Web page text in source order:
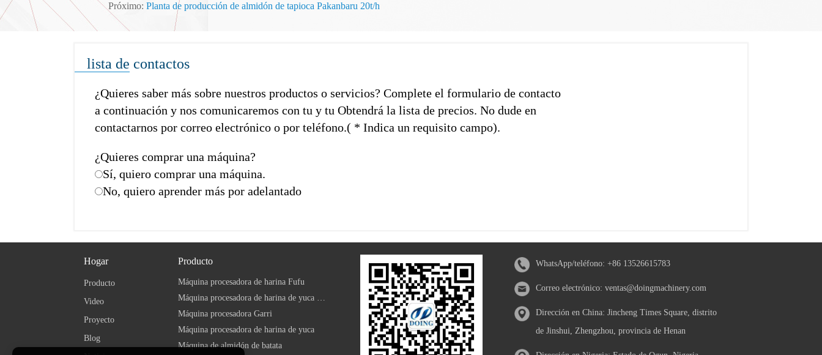
Próximo: Planta de producción de almidón de tapioca Pakanbaru 20t/h
lista de contactos
¿Quieres saber más sobre nuestros productos o servicios? Complete el formulario de contacto
a continuación y nos comunicaremos con tu y tu Obtendrá la lista de precios. No dude en
contactarnos por correo electrónico o por teléfono.( * Indica un requisito campo).
¿Quieres comprar una máquina?
Sí, quiero comprar una máquina.
No, quiero aprender más por adelantado
Hogar
Producto
Video
Proyecto
Blog
Producto
Máquina procesadora de harina Fufu
Máquina procesadora de harina de yuca modificada
Máquina procesadora Garri
Máquina procesadora de harina de yuca
Máquina de almidón de batata
WhatsApp/teléfono: +86 13526615783
Correo electrónico: ventas@doingmachinery.com
Dirección en China: Jincheng Times Square, distrito
de Jinshui, Zhengzhou, provincia de Henan